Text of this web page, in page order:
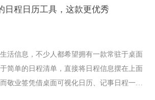
日程日历工具，这款更优秀
活信息，不少人都希望拥有一款常驻于桌面
简单的日程清单，直接将日程信息摆在上面
敬业签凭借桌面可视化日历、记事日程一体